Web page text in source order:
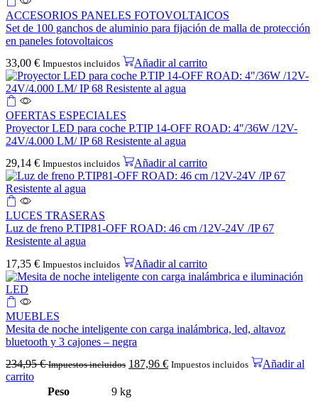
ACCESORIOS PANELES FOTOVOLTAICOS
Set de 100 ganchos de aluminio para fijación de malla de protección
en paneles fotovoltaicos
33,00 € Impuestos incluidos Añadir al carrito
OFERTAS ESPECIALES
Proyector LED para coche P.TIP 14-OFF ROAD: 4″/36W /12V-
24V/4.000 LM/ IP 68 Resistente al agua
29,14 € Impuestos incluidos Añadir al carrito
LUCES TRASERAS
Luz de freno P.TIP81-OFF ROAD: 46 cm /12V-24V /IP 67
Resistente al agua
17,35 € Impuestos incluidos Añadir al carrito
MUEBLES
Mesita de noche inteligente con carga inalámbrica, led, altavoz
bluetooth y 3 cajones – negra
234,95€ Impuestos incluidos 187,96 € Impuestos incluidos
Añadir al
carrito
Peso
9 kg